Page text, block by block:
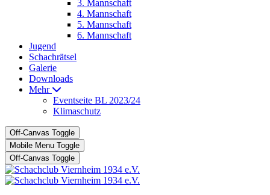
3. Mannschaft
4. Mannschaft
5. Mannschaft
6. Mannschaft
Jugend
Schachrätsel
Galerie
Downloads
Mehr
Eventseite BL 2023/24
Klimaschutz
Off-Canvas Toggle
Mobile Menu Toggle
Off-Canvas Toggle